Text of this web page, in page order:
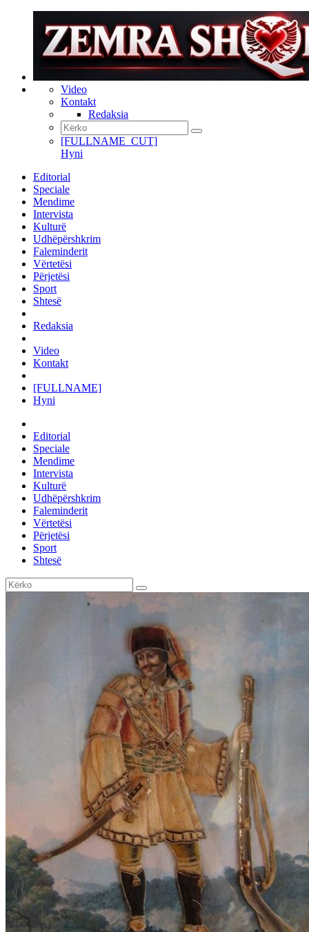
Video
Kontakt
Redaksia
[FULLNAME_CUT]
Hyni
Editorial
Speciale
Mendime
Intervista
Kulturë
Udhëpërshkrim
Faleminderit
Vërtetësi
Përjetësi
Sport
Shtesë
Redaksia
Video
Kontakt
[FULLNAME]
Hyni
Editorial
Speciale
Mendime
Intervista
Kulturë
Udhëpërshkrim
Faleminderit
Vërtetësi
Përjetësi
Sport
Shtesë